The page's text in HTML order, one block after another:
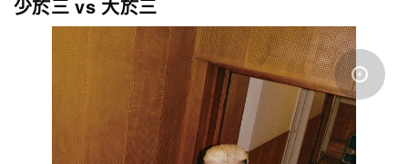
少於三 vs 大於三